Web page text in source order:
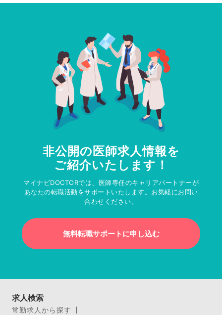
非公開の医師求人情報を
ご紹介いたします！
マイナビDOCTORでは、医師専任のキャリアパートナーが
あなたの転職活動をサポートいたします。お気軽にお問い
合わせください。
無料転職サポートに申し込む
求人検索
常勤求人から探す